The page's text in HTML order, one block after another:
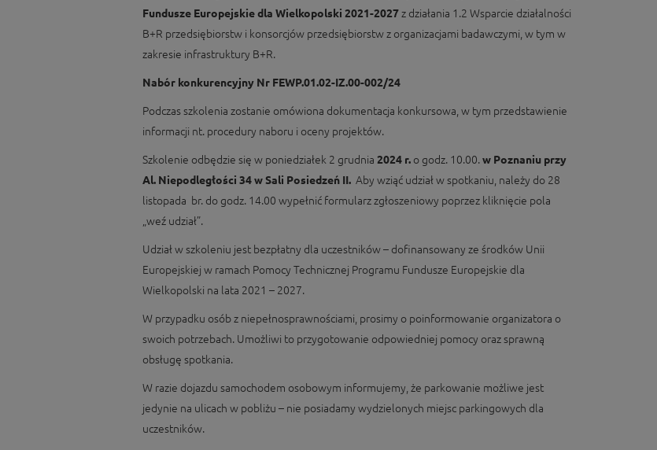
Fundusze Europejskie dla Wielkopolski 2021-2027z działania 1.2 Wsparcie działalności
B+R przedsiębiorstw i konsorcjów przedsiębiorstw z organizacjami badawczymi, w tym w
zakresie infrastruktury B+R.
Nabór konkurencyjny Nr FEWP.01.02-IZ.00-002/24
Podczas szkolenia zostanie omówiona dokumentacja konkursowa, w tym przedstawienie
informacji nt. procedury naboru i oceny projektów.
Szkolenie odbędzie się w poniedziałek 2 grudnia 2024 r.o godz. 10.00.w Poznaniu przy
Al. Niepodległości 34 w Sali Posiedzeń II. Aby wziąć udział w spotkaniu, należy do 28
listopada br. do godz. 14.00 wypełnić formularz zgłoszeniowy poprzez kliknięcie pola
„weź udział”.
Udział w szkoleniu jest bezpłatny dla uczestników – dofinansowany ze środków Unii
Europejskiej w ramach Pomocy Technicznej Programu Fundusze Europejskie dla
Wielkopolski na lata 2021 – 2027.
W przypadku osób z niepełnosprawnościami, prosimy o poinformowanie organizatora o
swoich potrzebach. Umożliwi to przygotowanie odpowiedniej pomocy oraz sprawną
obsługę spotkania.
W razie dojazdu samochodem osobowym informujemy, że parkowanie możliwe jest
jedynie na ulicach w pobliżu – nie posiadamy wydzielonych miejsc parkingowych dla
uczestników.